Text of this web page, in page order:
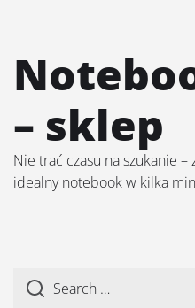
– sklep
Nie trać czasu na szukanie –
idealny notebook w kilka